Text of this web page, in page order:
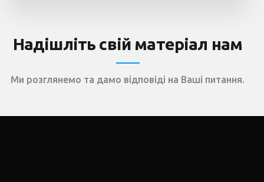
Надішліть свій матеріал нам
Ми розглянемо та дамо відповіді на Ваші питання.